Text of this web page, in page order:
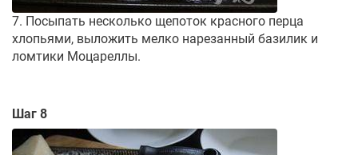
7. Посыпать несколько щепоток красного перца
хлопьями, выложить мелко нарезанный базилик и
ломтики Моцареллы.
Шаг 8